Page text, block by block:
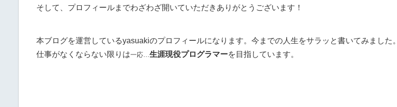
そして、プロフィールまでわざわざ開いていただきありがとうございます！
本ブログを運営しているyasuakiのプロフィールになります。今までの人生をサラッと書いてみました。
仕事がなくならない限りは一応… 生涯現役プログラマーを目指しています。